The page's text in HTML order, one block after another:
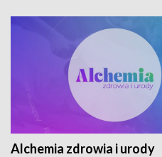
Alchemia zdrowia i urody